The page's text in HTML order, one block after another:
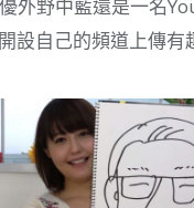
外野中藍還是一名
設自己的頻道上傳有